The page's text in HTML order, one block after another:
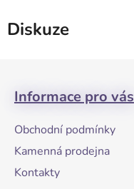
Diskuze
Informace pro vás
Obchodní podmínky
Kamenná prodejna
Kontakty